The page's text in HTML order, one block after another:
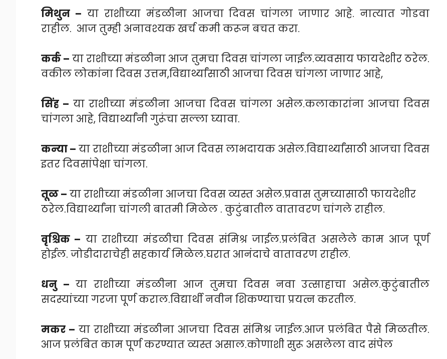
मिथुन – या राशीच्या मंडळीना आजचा दिवस चांगला जाणार आहे. नात्यात गोडवा
राहील. आज तुम्ही अनावश्यक खर्च कमी करून बचत करा.
कर्क – या राशीच्या मंडळीना आज तुमचा दिवस चांगला जाईल.व्यवसाय फायदेशीर ठरेल.
वकील लोकांना दिवस उत्तम,विद्यार्थ्यांसाठी आजचा दिवस चांगला जाणार आहे,
सिंह – या राशीच्या मंडळीना आजचा दिवस चांगला असेल.कलाकारांना आजचा दिवस
चांगला आहे, विद्यार्थ्यांनी गुरूंचा सल्ला घ्यावा.
कन्या – या राशीच्या मंडळीना आज दिवस लाभदायक असेल.विद्यार्थ्यांसाठी आजचा दिवस
इतर दिवसांपेक्षा चांगला.
तूळ – या राशीच्या मंडळीना आजचा दिवस व्यस्त असेल.प्रवास तुमच्यासाठी फायदेशीर
ठरेल.विद्यार्थ्यांना चांगली बातमी मिळेल . कुटुंबातील वातावरण चांगले राहील.
वृश्चिक – या राशीच्या मंडळीचा दिवस संमिश्र जाईल.प्रलंबित असलेले काम आज पूर्ण
होईल. जोडीदाराचेही सहकार्य मिळेल.घरात आनंदाचे वातावरण राहील.
धनु – या राशीच्या मंडळीना आज तुमचा दिवस नवा उत्साहाचा असेल.कुटुंबातील
सदस्यांच्या गरजा पूर्ण कराल.विद्यार्थी नवीन शिकण्याचा प्रयत्न करतील.
मकर – या राशीच्या मंडळीना आजचा दिवस संमिश्र जाईल.आज प्रलंबित पैसे मिळतील.
आज प्रलंबित काम पूर्ण करण्यात व्यस्त असाल.कोणाशी सुरू असलेला वाद संपेल